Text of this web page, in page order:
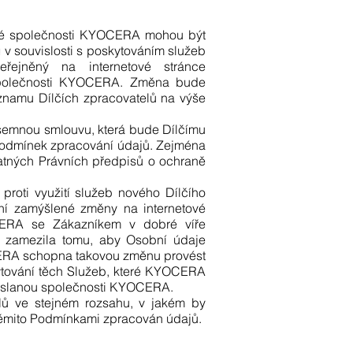
KYOCERA mohou být
souvislosti s poskytováním služeb
na internetové stránce
KYOCERA. Změna bude
Dílčích zpracovatelů na výše
smlouvu, která bude Dílčímu
zpracování údajů. Zejména
Právních předpisů o ochraně
využití služeb nového Dílčího
zamýšlené změny na internetové
se Zákazníkem v dobré víře
tomu, aby Osobní údaje
schopna takovou změnu provést
těch Služeb, které KYOCERA
společnosti KYOCERA.
ve stejném rozsahu, v jakém by
Podmínkami zpracován údajů.